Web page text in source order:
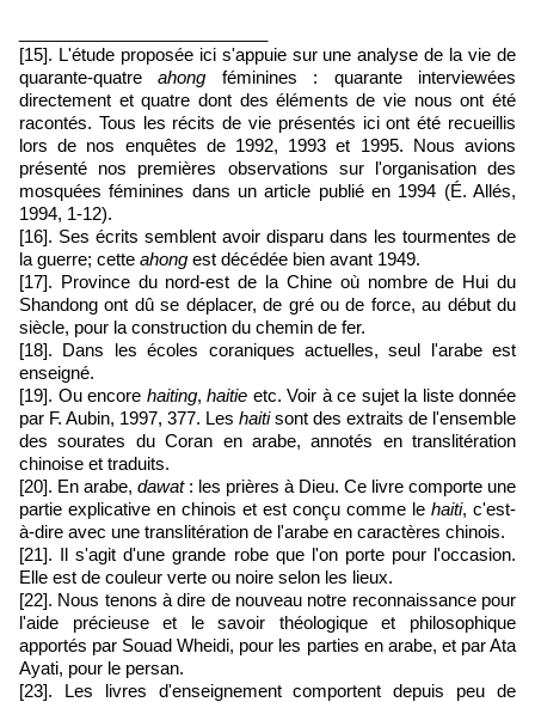
[15]. L'étude proposée ici s'appuie sur une analyse de la vie de
quarante-quatreahong féminines : quarante interviewées
directement et quatre dont des éléments de vie nous ont été
racontés. Tous les récits de vie présentés ici ont été recueillis
lors de nos enquêtes de 1992, 1993 et 1995. Nous avions
présenté nos premières observations sur l'organisation des
mosquées féminines dans un article publié en 1994 (É. Allés,
1994, 1-12).
[16]. Ses écrits semblent avoir disparu dans les tourmentes de
la guerre; cette ahong est décédée bien avant 1949.
[17]. Province du nord-est de la Chine où nombre de Hui du
Shandong ont dû se déplacer, de gré ou de force, au début du
siècle, pour la construction du chemin de fer.
[18]. Dans les écoles coraniques actuelles, seul l'arabe est
enseigné.
[19]. Ou encore haiting, haitie etc. Voir à ce sujet la liste donnée
par F. Aubin, 1997, 377. Les haitisont des extraits de l'ensemble
des sourates du Coran en arabe, annotés en translitération
chinoise et traduits.
[20]. En arabe, dawat: les prières à Dieu. Ce livre comporte une
partie explicative en chinois et est conçu comme le haiti, c'est-
à-dire avec une translitération de l'arabe en caractères chinois.
[21]. Il s'agit d'une grande robe que l'on porte pour l'occasion.
Elle est de couleur verte ou noire selon les lieux.
[22]. Nous tenons à dire de nouveau notre reconnaissance pour
l'aide précieuse et le savoir théologique et philosophique
apportés par Souad Wheidi, pour les parties en arabe, et par Ata
Ayati, pour le persan.
[23]. Les livres d'enseignement comportent depuis peu de